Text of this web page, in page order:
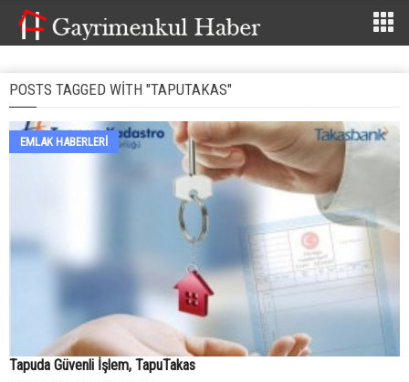
POSTS TAGGED WITH "TAPUTAKAS"
EMLAK HABERLERI
Tapuda Güvenli İşlem, TapuTakas